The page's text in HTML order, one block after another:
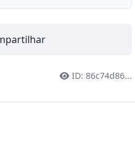
ID: 86c74d86...